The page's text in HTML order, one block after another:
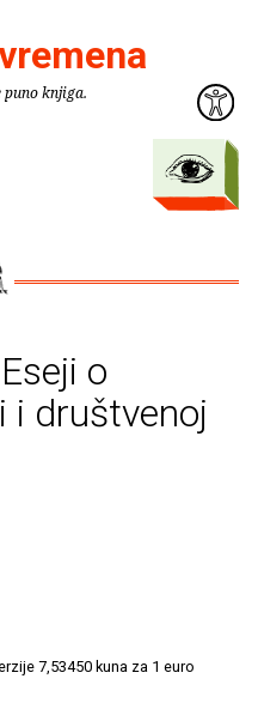
puno knjiga.
o
i društvenoj
7,53450 kuna za 1 euro